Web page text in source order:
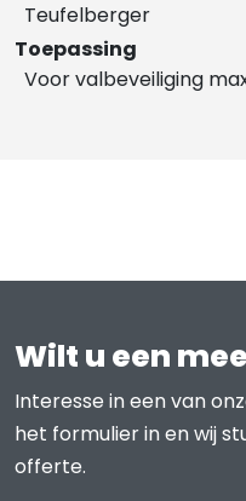
Teufelberger
Toepassing
Voor valbeveiliging
Wilt u een
Interesse in een van
het formulier in en wij
offerte.